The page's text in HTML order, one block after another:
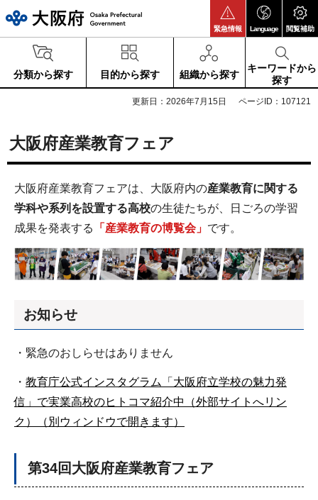
緊急情報 Language 閲覧補助
分類から探す 目的から探す 組織から探す
キーワードから
探す
更新日：2026年7月15日 ページID：107121
大阪府産業教育フェア
大阪府産業教育フェアは、大阪府内の産業教育に関する
学科や系列を設置する高校の生徒たちが、日ごろの学習
成果を発表する
「産業教育の博覧会」 です。
お知らせ
・緊急のおしらせはありません
・ 教育庁公式インスタグラム「大阪府立学校の魅力発
信」で実業高校のヒトコマ紹介中（外部サイトへリン
ク）（別ウィンドウで開きます）
第34回大阪府産業教育フェア